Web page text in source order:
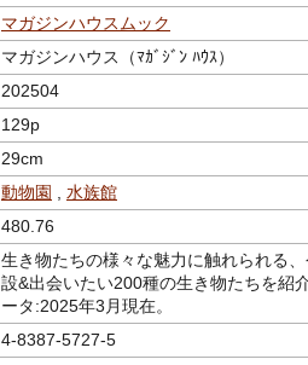
マガジンハウスムック
マガジンハウス（ﾏｶﾞｼﾞﾝ ﾊｳｽ）
202504
129p
29cm
動物園
水族館
480.76
生き物たちの様々な魅力に触れられる
設&出会いたい200種の生き物たちを紹
ータ:2025年3月現在。
4-8387-5727-5